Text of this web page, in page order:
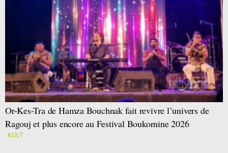
Or-Kes-Tra de Hamza Bouchnak fait revivre l’univers de
Ragouj et plus encore au Festival Boukornine 2026
KULT